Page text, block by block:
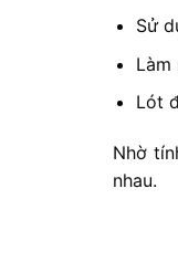
Sử
Làm
Lót
Nhờ
nhau.